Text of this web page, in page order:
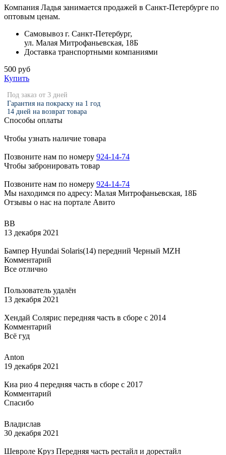
Компания Ладья занимается продажей в Санкт-Петербурге по
оптовым ценам.
Самовывоз г. Санкт-Петербург,
ул. Малая Митрофаньевская, 18Б
Доставка транспортными компаниями
500 руб
Купить
Под заказ от 3 дней
Гарантия на покраску на 1 год
14 дней на возврат товара
Способы оплаты
Чтобы узнать наличие товара
Позвоните нам по номеру 924-14-74
Чтобы забронировать товар
Позвоните нам по номеру 924-14-74
Мы находимся по адресу: Малая Митрофаньевская, 18Б
Отзывы о нас на портале Авито
ВВ
13 декабря 2021
Бампер Hyundai Solaris(14) передний Черный MZH
Комментарий
Все отлично
Пользователь удалён
13 декабря 2021
Хендай Солярис передняя часть в сборе с 2014
Комментарий
Всё гуд
Anton
19 декабря 2021
Киа рио 4 передняя часть в сборе с 2017
Комментарий
Спасибо
Владислав
30 декабря 2021
Шевроле Круз Передняя часть рестайл и дорестайл